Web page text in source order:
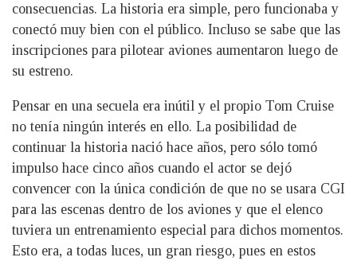
consecuencias. La historia era simple, pero funcionaba y
conectó muy bien con el público. Incluso se sabe que las
inscripciones para pilotear aviones aumentaron luego de
su estreno.
Pensar en una secuela era inútil y el propio Tom Cruise
no tenía ningún interés en ello. La posibilidad de
continuar la historia nació hace años, pero sólo tomó
impulso hace cinco años cuando el actor se dejó
convencer con la única condición de que no se usara CGI
para las escenas dentro de los aviones y que el elenco
tuviera un entrenamiento especial para dichos momentos.
Esto era, a todas luces, un gran riesgo, pues en estos